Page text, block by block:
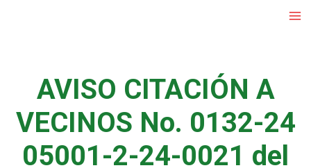
AVISO CITACIÓN A
VECINOS No. 0132-24
05001-2-24-0021 del